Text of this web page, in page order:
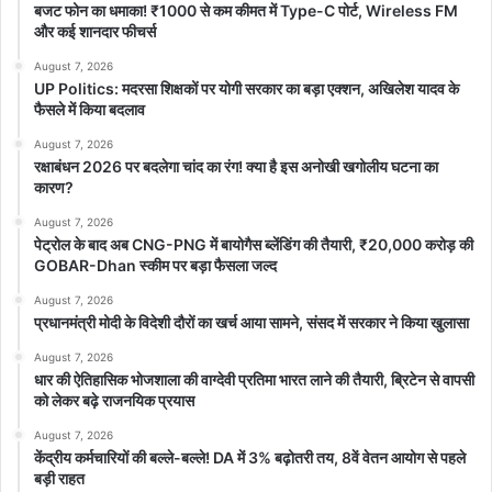
तकनीकें हैं. ईरान के पास दुनिया का दूसरा सबसे बड़ा प्राकृतिक गैस भंडार और
चौथा सबसे बड़ा तेल भंडार है. लेकिन प्रतिबंधों और निवेश की कमी की वजह से वह
अपनी पूरी क्षमता का इस्तेमाल नहीं कर पाया।
अगर यह निवेश आता है तो नई रिफाइनरियां, गैस प्रोसेसिंग यूनिट्स और तेल
उत्पादन परियोजनाएं शुरू हो सकती हैं. दूसरा बड़ा क्षेत्र होगा परिवहन और
लॉजिस्टिक्स हो सकता है. ईरान एशिया, यूरोप और मध्य पूर्व को जोड़ने वाले एक
केंद्र बनाए जा सकते हैं. इनके अलावा जंग के दौरान ईरान में कनेक्टिविटी को भी
धव्स्त किया गया है, कई ब्रिज तबाह किए गए हैं, सभी के रिकंस्ट्रक्शन में इस्तेमाल
किया जा सकता है।
क्या ईरान को अलग से भी पैसा मिलेगा?
जी हां. 300 अरब डॉलर के निवेश फंड से अलग ईरान के विदेशों में फंसे हुए अरबों
डॉलर के सरकारी फंड का मुद्दा भी बातचीत का हिस्सा था और MoU में सहमति भी
बनी है. समझौते के शुरुआती चरण में लगभग 24 अरब डॉलर की ब्लॉक की गई
संपत्तियां जारी करने पर भी सहमति बनी है. बताया जा रहा है कि इनमें से आधी राशि
बजट फोन का धमाका! ₹1000 से कम कीमत में Type-C पोर्ट, Wireless FM
और कई शानदार फीचर्स
August 7, 2026
UP Politics: मदरसा शिक्षकों पर योगी सरकार का बड़ा एक्शन, अखिलेश यादव के
फैसले में किया बदलाव
August 7, 2026
रक्षाबंधन 2026 पर बदलेगा चांद का रंग! क्या है इस अनोखी खगोलीय घटना का
कारण?
August 7, 2026
पेट्रोल के बाद अब CNG-PNG में बायोगैस ब्लेंडिंग की तैयारी, ₹20,000 करोड़ की
GOBAR-Dhan स्कीम पर बड़ा फैसला जल्द
August 7, 2026
प्रधानमंत्री मोदी के विदेशी दौरों का खर्च आया सामने, संसद में सरकार ने किया खुलासा
August 7, 2026
धार की ऐतिहासिक भोजशाला की वाग्देवी प्रतिमा भारत लाने की तैयारी, ब्रिटेन से वापसी
को लेकर बढ़े राजनयिक प्रयास
August 7, 2026
केंद्रीय कर्मचारियों की बल्ले-बल्ले! DA में 3% बढ़ोतरी तय, 8वें वेतन आयोग से पहले
बड़ी राहत